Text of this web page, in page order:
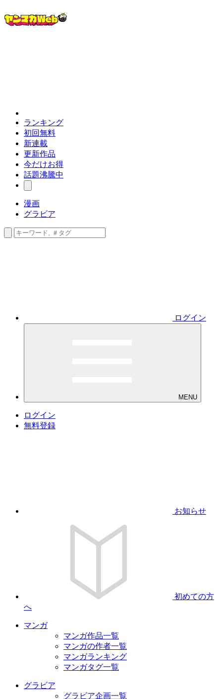
ランキング
初回無料
新連載
更新作品
今だけお得
話題沸騰中
漫画
グラビア
ログイン
MENU
ログイン
無料登録
お知らせ
初めての方
へ
マンガ
マンガ作品一覧
マンガの作者一覧
マンガランキング
マンガタグ一覧
グラビア
グラビア企画一覧